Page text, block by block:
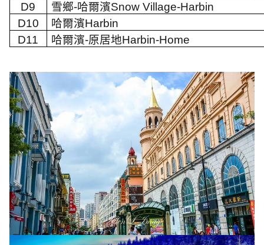
D9
雪鄉-哈爾濱Snow Village-Harbin
D10
哈爾濱Harbin
D11
哈爾濱-原居地Harbin-Home